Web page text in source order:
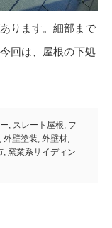
ります。細部まで
回は、屋根の下処
, スレート屋根, フ
, 外壁塗装, 外壁材,
, 窯業系サイディン